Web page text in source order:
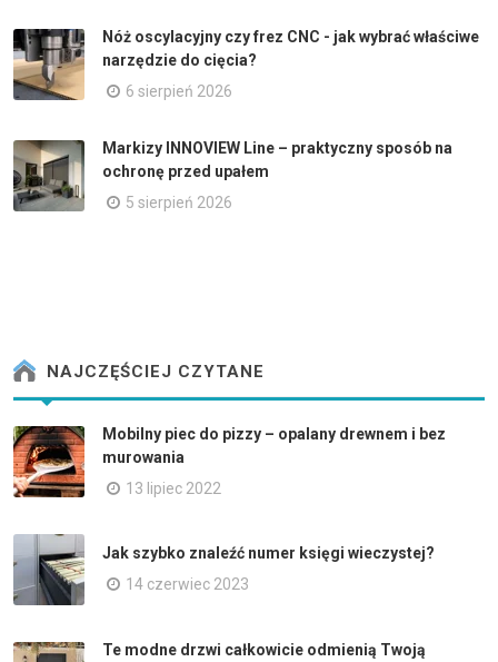
Nóż oscylacyjny czy frez CNC - jak wybrać właściwe
narzędzie do cięcia?
6 sierpień 2026
Markizy INNOVIEW Line – praktyczny sposób na
ochronę przed upałem
5 sierpień 2026
NAJCZĘŚCIEJ CZYTANE
Mobilny piec do pizzy – opalany drewnem i bez
murowania
13 lipiec 2022
Jak szybko znaleźć numer księgi wieczystej?
14 czerwiec 2023
Te modne drzwi całkowicie odmienią Twoją